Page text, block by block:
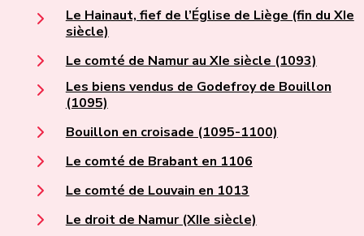
Le Hainaut, fief de l’Église de Liège (fin du XIe
siècle)
Le comté de Namur au XIe siècle (1093)
Les biens vendus de Godefroy de Bouillon
(1095)
Bouillon en croisade (1095-1100)
Le comté de Brabant en 1106
Le comté de Louvain en 1013
Le droit de Namur (XIIe siècle)